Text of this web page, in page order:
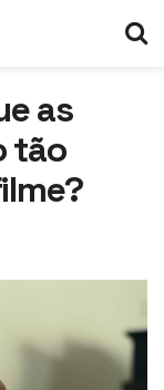
as
tão